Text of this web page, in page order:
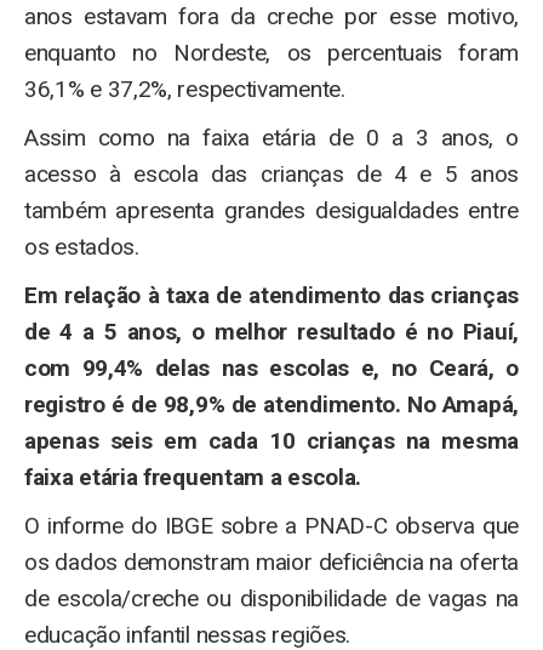
anos estavam fora da creche por esse motivo,
enquanto no Nordeste, os percentuais foram
36,1% e 37,2%, respectivamente.
Assim como na faixa etária de 0 a 3 anos, o
acesso à escola das crianças de 4 e 5 anos
também apresenta grandes desigualdades entre
os estados.
Em relação à taxa de atendimento das crianças
de 4 a 5 anos, o melhor resultado é no Piauí,
com 99,4% delas nas escolas e, no Ceará, o
registro é de 98,9% de atendimento. No Amapá,
apenas seis em cada 10 crianças na mesma
faixa etária frequentam a escola.
O informe do IBGE sobre a PNAD-C observa que
os dados demonstram maior deficiência na oferta
de escola/creche ou disponibilidade de vagas na
educação infantil nessas regiões.